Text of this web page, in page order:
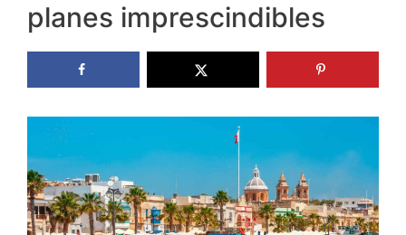
planes imprescindibles